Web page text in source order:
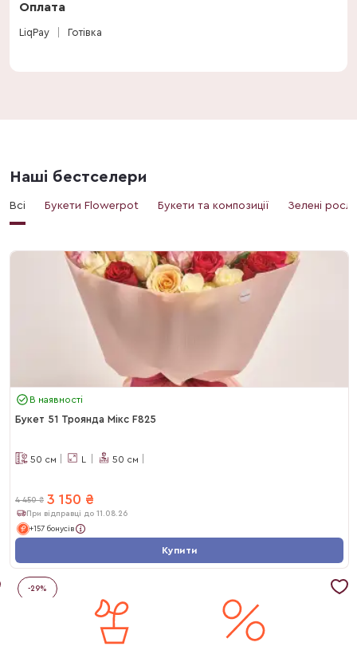
Оплата
LiqPay Готівка
Наші бестселери
Всі Букети Flowerpot Букети та композиції Зелені
В наявності
Букет 51 Троянда Мікс F825
50 см L 50 см
4 450 ₴ 3 150 ₴
При відправці до 11.08.26
+157 бонусів
Купити
-29%